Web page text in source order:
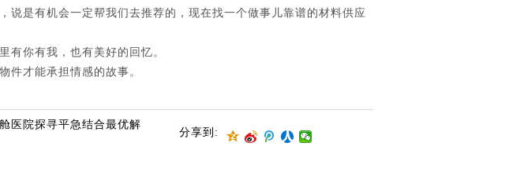
说是有机会一定帮我们去推荐的，现在找一个做事儿靠谱的材料供应
有你有我，也有美好的回忆。
件才能承担情感的故事。
分享到:
医院探寻平急结合最优解